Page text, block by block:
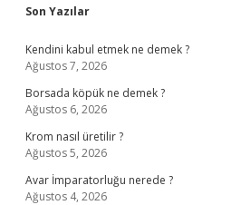
Sidebar
Son Yazılar
Kendini kabul etmek ne demek ?
Ağustos 7, 2026
Borsada köpük ne demek ?
Ağustos 6, 2026
Krom nasıl üretilir ?
Ağustos 5, 2026
Avar İmparatorluğu nerede ?
Ağustos 4, 2026